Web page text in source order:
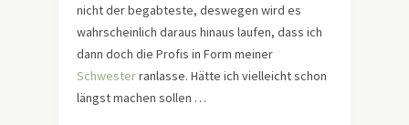
nicht der begabteste, deswegen wird es
wahrscheinlich daraus hinaus laufen, dass ich
dann doch die Profis in Form meiner
Schwesterranlasse. Hätte ich vielleicht schon
längst machen sollen …